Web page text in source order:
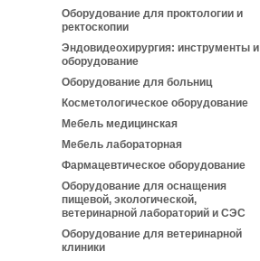
Оборудование для проктологии и
ректоскопии
Эндовидеохирургия: инструменты и
оборудование
Оборудование для больниц
Косметологическое оборудование
Мебель медицинская
Мебель лабораторная
Фармацевтическое оборудование
Оборудование для оснащения
пищевой, экологической,
ветеринарной лабораторий и СЭС
Оборудование для ветеринарной
клиники